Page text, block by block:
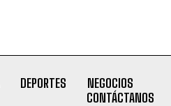
DEPORTES
NEGOCIOS
CONTÁCTANOS